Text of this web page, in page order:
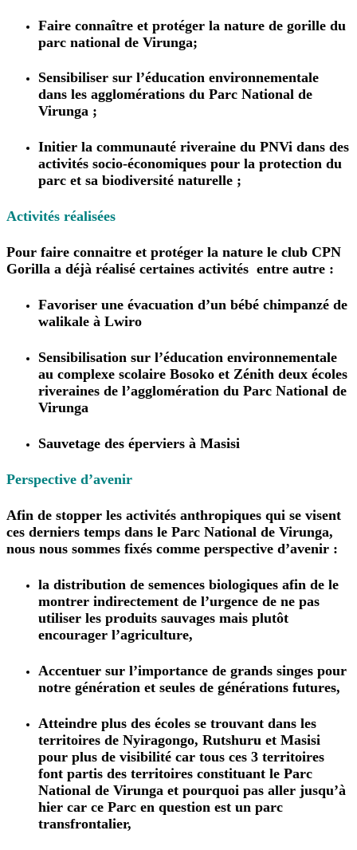
Faire connaître et protéger la nature de gorille du
parc national de Virunga;
Sensibiliser sur l’éducation environnementale
dans les agglomérations du Parc National de
Virunga ;
Initier la communauté riveraine du PNVi dans des
activités socio-économiques pour la protection du
parc et sa biodiversité naturelle ;
Activités réalisées
Pour faire connaitre et protéger la nature le club CPN
Gorilla a déjà réalisé certaines activités entre autre :
Favoriser une évacuation d’un bébé chimpanzé de
walikale à Lwiro
Sensibilisation sur l’éducation environnementale
au complexe scolaire Bosoko et Zénith deux écoles
riveraines de l’agglomération du Parc National de
Virunga
Sauvetage des éperviers à Masisi
Perspective d’avenir
Afin de stopper les activités anthropiques qui se visent
ces derniers temps dans le Parc National de Virunga,
nous nous sommes fixés comme perspective d’avenir :
la distribution de semences biologiques afin de le
montrer indirectement de l’urgence de ne pas
utiliser les produits sauvages mais plutôt
encourager l’agriculture,
Accentuer sur l’importance de grands singes pour
notre génération et seules de générations futures,
Atteindre plus des écoles se trouvant dans les
territoires de Nyiragongo, Rutshuru et Masisi
pour plus de visibilité car tous ces 3 territoires
font partis des territoires constituant le Parc
National de Virunga et pourquoi pas aller jusqu’à
hier car ce Parc en question est un parc
transfrontalier,